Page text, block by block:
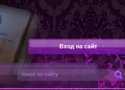
Вход на сайт